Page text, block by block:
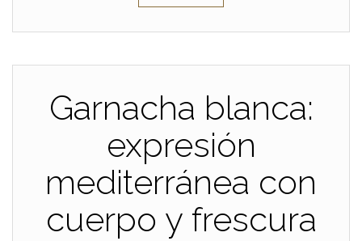
Garnacha blanca:
expresión
mediterránea con
cuerpo y frescura